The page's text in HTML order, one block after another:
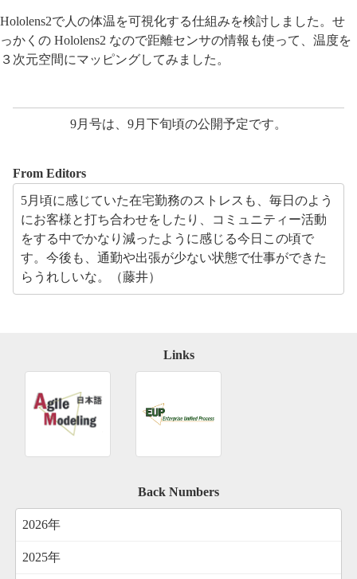
Hololens2で人の体温を可視化する仕組みを検討しました。せ
っかくの Hololens2 なので距離センサの情報も使って、温度を
３次元空間にマッピングしてみました。
9月号は、9月下旬頃の公開予定です。
From Editors
5月頃に感じていた在宅勤務のストレスも、毎日のよう
にお客様と打ち合わせをしたり、コミュニティー活動
をする中でかなり減ったように感じる今日この頃で
す。今後も、通勤や出張が少ない状態で仕事ができた
らうれしいな。（藤井）
Links
Back Numbers
2026年
2025年